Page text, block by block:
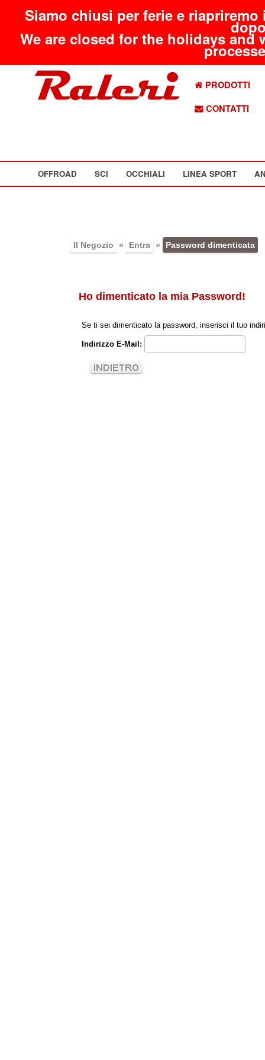
Siamo chiusi per ferie e
We are closed for the holidays
PRODOTTI
CONTATTI
OFFROAD SCI OCCHIALI LINEA SPORT
Il Negozio » Entra » Password dimenticata
Ho dimenticato la mia Password!
Se ti sei dimenticato la password, inserisci il tuo
Indirizzo E-Mail: